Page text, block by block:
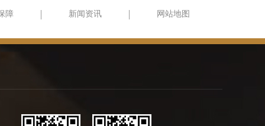
障 新闻资讯 网站地图